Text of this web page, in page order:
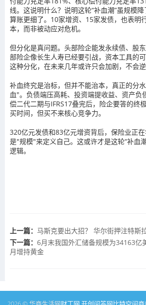
线。这说明什么？说明这轮“补血潮”虽规模
算账更细了。10家增资、15家发债，也表明
本，而非被动应对危机。
但分化是真问题。头部险企能发永续债、股
部险企像长生人寿已经要引战，资本工具的可
这种分化，在未来几年或许只会加剧，不会逆
补血终究是治标，但并不能治本，真正的分
血"。负债端压高耗、投资端提收益、资产负
偿二代二期与IFRS17叠完后，险企要答的终
买时间，但买不来核心竞争力。
320亿元发债和83亿元增资背后，保险业正
是"规模"来定义自己。这或许才是这轮“补血
逻辑。
上一篇： 马斯克要出大招？ 华尔街押注特斯
下一篇： 6月末我国外汇储备规模为34163亿
月增持黄金